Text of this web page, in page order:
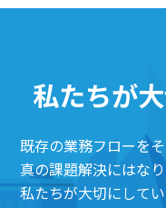
私たちが
既存の業務フローを
真の課題解決にはな
私たちが大切にして